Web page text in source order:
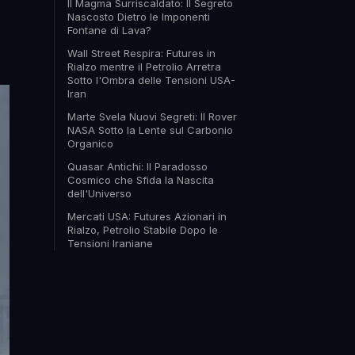
Il Magma Surriscaldato: Il Segreto
Nascosto Dietro le Imponenti
Fontane di Lava?
Wall Street Respira: Futures in
Rialzo mentre il Petrolio Arretra
Sotto l'Ombra delle Tensioni USA-
Iran
Marte Svela Nuovi Segreti: Il Rover
NASA Sotto la Lente sul Carbonio
Organico
Quasar Antichi: Il Paradosso
Cosmico che Sfida la Nascita
dell'Universo
Mercati USA: Futures Azionari in
Rialzo, Petrolio Stabile Dopo le
Tensioni Iraniane